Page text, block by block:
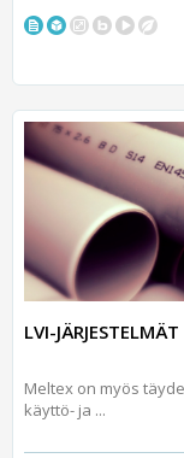
LVI-JÄRJESTELMÄT
Meltex on myös
käyttö- ja ...